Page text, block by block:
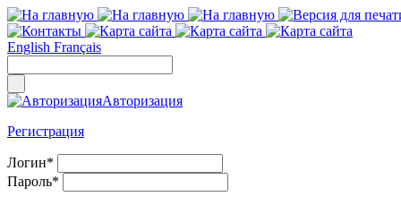
English Français
Авторизация
Регистрация
Логин*
Пароль*